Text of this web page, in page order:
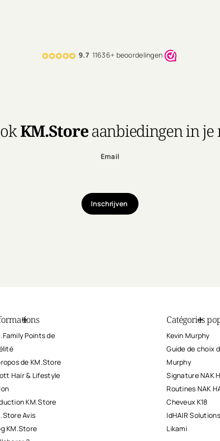
9.7 11636+ beoordelingen
KM.Storeaanbiedingen in je
Email
Inschrijven
Points de
de KM.Store
Hair & Lifestyle
KM.Store
Avis
KM.Store
Catégories
Kevin Murphy
Guide de choix
Murphy
Signature NAK
Routines NAK
Cheveux K18
IdHAIR Solutions
Likami